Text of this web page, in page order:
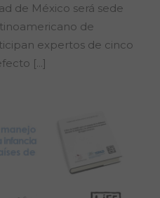
de México será sede
de
expertos de cinco
[...]